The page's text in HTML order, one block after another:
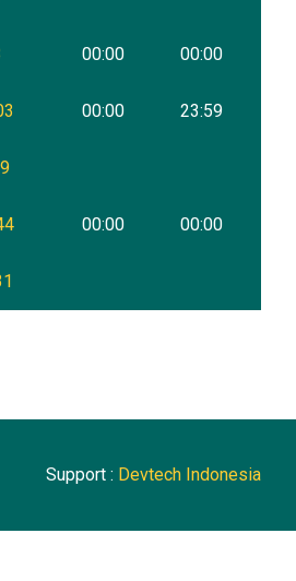
00:00 00:00
00:00 23:59
00:00 00:00
Support : Devtech Indonesia